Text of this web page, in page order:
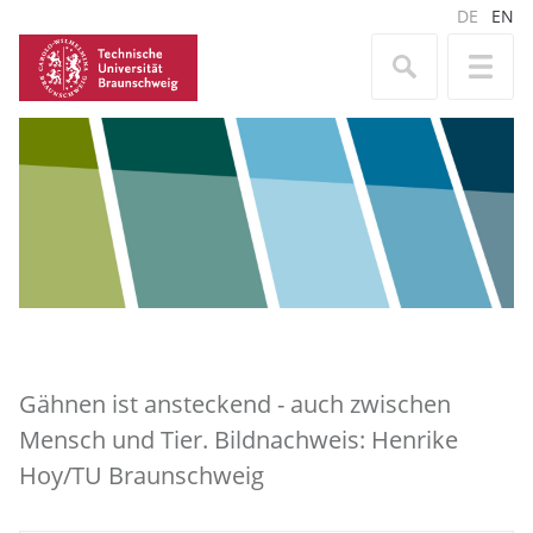
DE EN
Gähnen ist ansteckend - auch zwischen
Mensch und Tier. Bildnachweis: Henrike
Hoy/TU Braunschweig